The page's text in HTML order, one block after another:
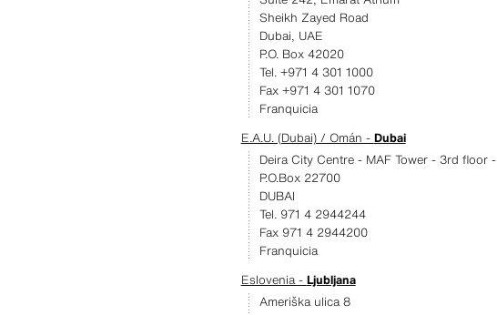
Sheikh Zayed Road
Dubai, UAE
P.O. Box 42020
Tel. +971 4 301 1000
Fax +971 4 301 1070
Franquicia
E.A.U. (Dubai) / Omán - Dubai
Deira City Centre - MAF Tower - 3rd floor -
P.O.Box 22700
DUBAI
Tel. 971 4 2944244
Fax 971 4 2944200
Franquicia
Eslovenia - Ljubljana
Ameriška ulica 8